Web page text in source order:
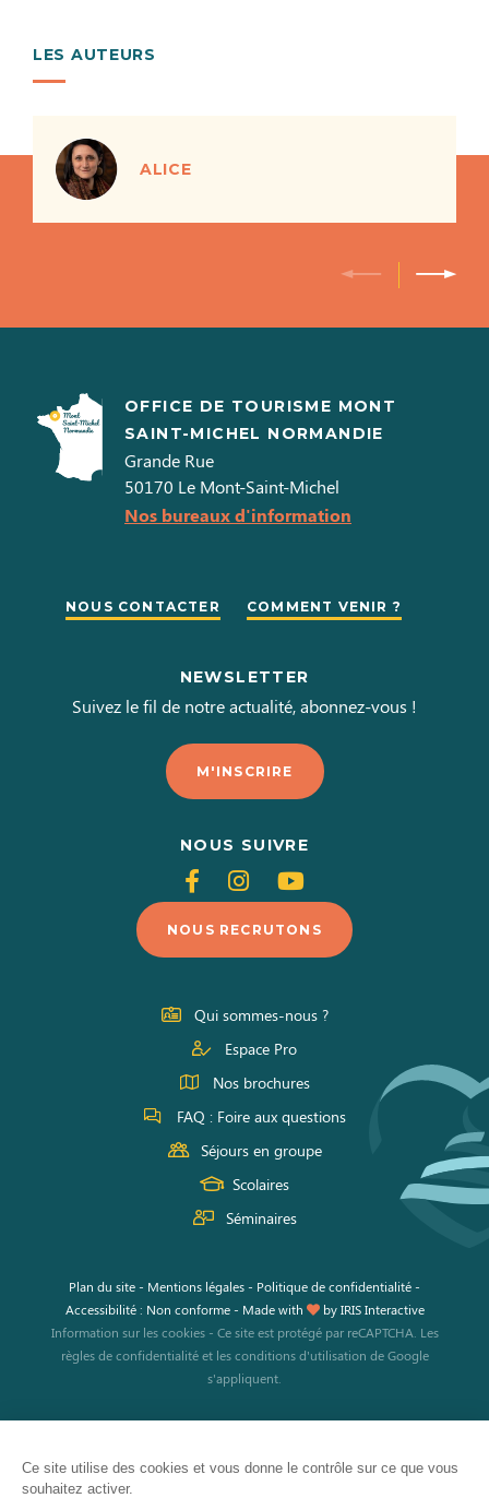
Ce site utilise des cookies et vous donne le contrôle sur ce que vous
souhaitez activer.
LES AUTEURS
ALICE
OFFICE DE TOURISME MONT
SAINT-MICHEL NORMANDIE
Grande Rue
50170 Le Mont-Saint-Michel
Nos bureaux d'information
NOUS CONTACTER COMMENT VENIR ?
NEWSLETTER
Suivez le fil de notre actualité, abonnez-vous !
M'INSCRIRE
NOUS SUIVRE
Suivez-
nous
sur
Facebook
Suivez-
nous
sur
Instagram
Suivez-
nous
sur
Youtube
NOUS RECRUTONS
Qui sommes-nous ?
Espace Pro
Nos brochures
FAQ : Foire aux questions
Séjours en groupe
Scolaires
Séminaires
Plan du site- Mentions légales- Politique de confidentialité-
Accessibilité : Non conforme - Made with byIRIS Interactive
Information sur les cookies- Ce site est protégé par reCAPTCHA. Les
règles de confidentialitéet lesconditions d'utilisation de Google
s'appliquent.